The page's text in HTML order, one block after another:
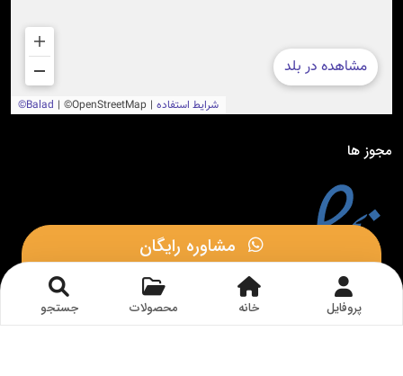
پروفایل خانه محصولات جستجو
مشاوره رایگان
مشاوره در بله
مجوز ها